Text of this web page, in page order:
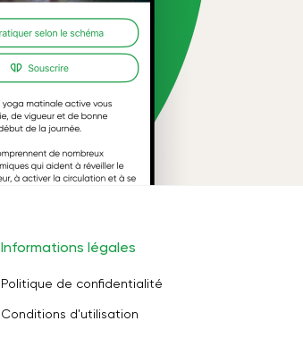
Informations légales
Politique de confidentialité
Conditions d'utilisation